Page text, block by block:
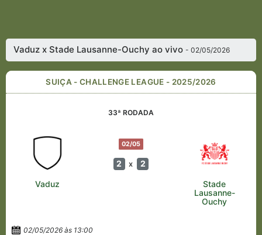
Vaduz x Stade Lausanne-Ouchy ao vivo- 02/05/2026
SUIÇA - CHALLENGE LEAGUE - 2025/2026
33ª RODADA
02/05
2 x 2
Vaduz
Stade
Lausanne-
Ouchy
02/05/2026 às 13:00